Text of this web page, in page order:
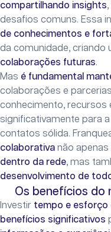
compartilhando insights,
desafios comuns. Essa
de conhecimentos e
da comunidade, criando
colaborações futuras.
Mas é fundamental
colaborações e
conhecimento, recursos
significativamente para
contatos sólida.
colaborativa não
dentro da rede, mas
desenvolvimento de
Os benefícios do
Investir tempo e esforço
benefícios significativos